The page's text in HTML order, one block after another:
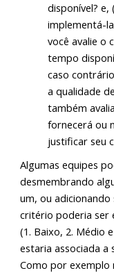
disponível?
implementá-
você avalie o
tempo
caso
a qualidade
também
fornecerá ou
justificar seu
Algumas equipes
desmembrando
um, ou
critério poderia ser
(1. Baixo, 2. Médio
estaria associada a
Como por exemplo